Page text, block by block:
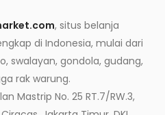
, situs belanja
di Indonesia, mulai dari
swalayan, gondola, gudang,
rak warung.
Mastrip No. 25 RT.7/RW.3,